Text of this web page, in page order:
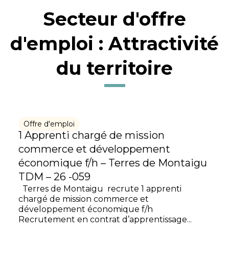
Secteur d'offre
d'emploi :Attractivité
du territoire
Offre d'emploi
1 Apprenti chargé de mission
commerce et développement
économique f/h – Terres de Montaigu
TDM – 26 -059
Terres de Montaigu recrute 1 apprenti
chargé de mission commerce et
développement économique f/h
Recrutement en contrat d’apprentissage...